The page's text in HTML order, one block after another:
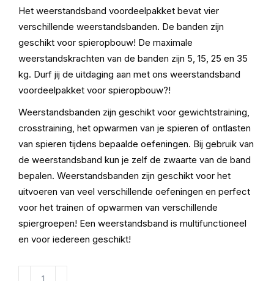
Het weerstandsband voordeelpakket bevat vier
verschillende weerstandsbanden. De banden zijn
geschikt voor spieropbouw! De maximale
weerstandskrachten van de banden zijn 5, 15, 25 en 35
kg. Durf jij de uitdaging aan met ons weerstandsband
voordeelpakket voor spieropbouw?!
Weerstandsbanden zijn geschikt voor gewichtstraining,
crosstraining, het opwarmen van je spieren of ontlasten
van spieren tijdens bepaalde oefeningen. Bij gebruik van
de weerstandsband kun je zelf de zwaarte van de band
bepalen. Weerstandsbanden zijn geschikt voor het
uitvoeren van veel verschillende oefeningen en perfect
voor het trainen of opwarmen van verschillende
spiergroepen! Een weerstandsband is multifunctioneel
en voor iedereen geschikt!
Weerstandsband